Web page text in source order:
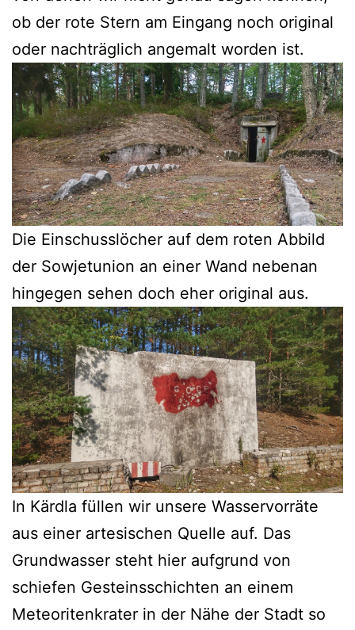
ob der rote Stern am Eingang noch original
oder nachträglich angemalt worden ist.
Die Einschusslöcher auf dem roten Abbild
der Sowjetunion an einer Wand nebenan
hingegen sehen doch eher original aus.
In Kärdla füllen wir unsere Wasservorräte
aus einer artesischen Quelle auf. Das
Grundwasser steht hier aufgrund von
schiefen Gesteinsschichten an einem
Meteoritenkrater in der Nähe der Stadt so